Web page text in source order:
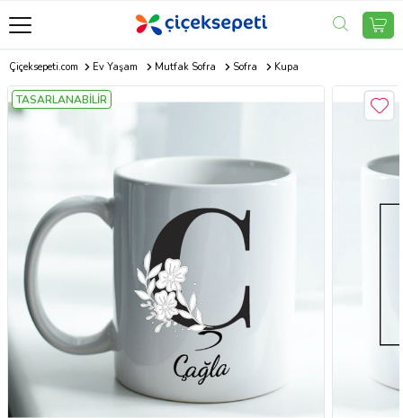
Çiçeksepeti.com Ev Yaşam Mutfak Sofra Sofra Kupa
TASARLANABİLİR